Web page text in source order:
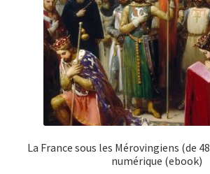
La France sous les Mérovingiens (de
numérique (ebook)